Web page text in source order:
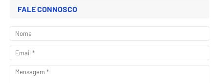
FALE CONNOSCO